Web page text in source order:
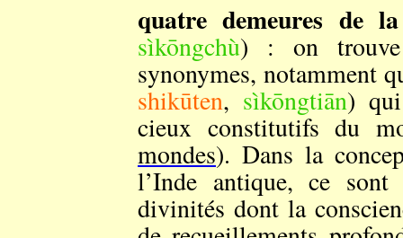
quatre demeures de
sìkōngchù) : on trouve
synonymes, notamment
shikūten, sìkōngtiān) qui
cieux constitutifs du
mondes). Dans la
l’Inde antique, ce
divinités dont la